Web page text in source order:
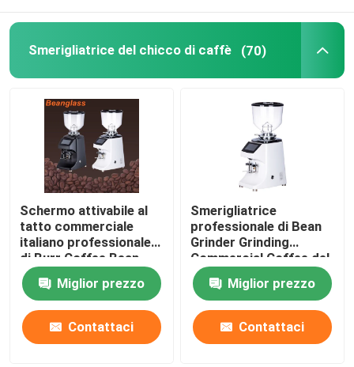
Smerigliatrice del chicco di caffè (70)
Schermo attivabile al
tatto commerciale
italiano professionale
di Burr Coffee Bean
Grinder With LED
Miglior prezzo
Contattaci
Smerigliatrice
professionale di Bean
Grinder Grinding
Commercial Coffee del
caffè del caffè
espressoMiglior prezzo
Contattaci